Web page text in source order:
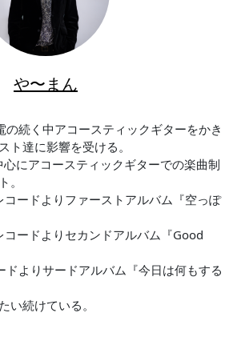
や〜まん
続く中アコースティックギターをかき
ト達に影響を受ける。
にアコースティックギターでの楽曲制
。
ードよりファーストアルバム『空っぽ
ードよりセカンドアルバム『Good
よりサードアルバム『今日は何もする
い続けている。